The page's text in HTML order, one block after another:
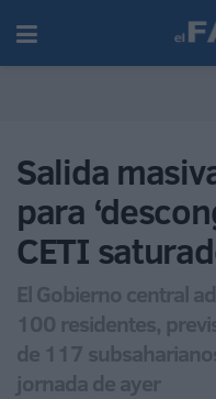
Salida
para
CETI
El Gobierno central
100 residentes,
de 117
jornada de ayer